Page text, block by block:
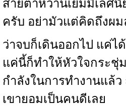
สายตาหวานเยิ้มมีเลศนั
ครับ อย่ามัวแต่คิดถึงผม
ว่าจบก็เดินออกไป แค่ไ
แค่นี้ก็ทำให้หัวใจกระชุ่
กำลังในการทำงานแล้
เขายอมเป็นคนดีเลย